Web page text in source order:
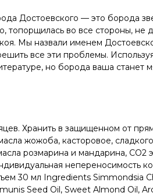
Достоевского — это борода
топорщилась во все стороны, не
Мы назвали именем
все эти проблемы.
но борода ваша станет
Хранить в защищенном от
жожоба, касторовое,
розмарина и мандарина, CO2
непереносимость
30 мл Ingredients Simmondsia
Seed Oil, Sweet Almond Oil,